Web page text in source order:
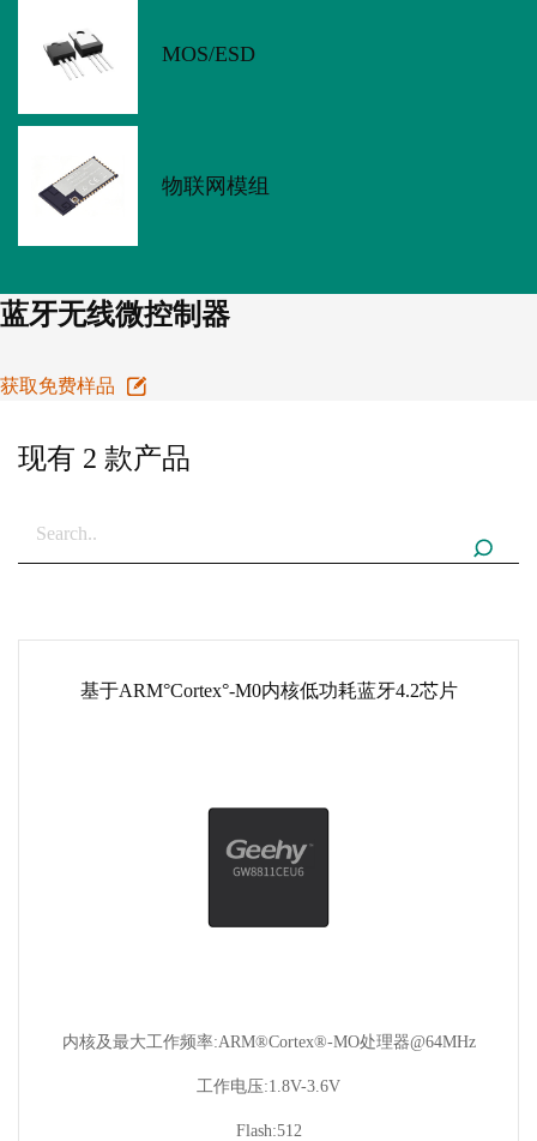
MOS/ESD
物联网模组
蓝牙无线微控制器
获取免费样品
现有 2 款产品
基于ARM°Cortex°-M0内核低功耗蓝牙4.2芯片
内核及最大工作频率:ARM®Cortex®-MO处理器@64MHz
工作电压:1.8V-3.6V
Flash:512